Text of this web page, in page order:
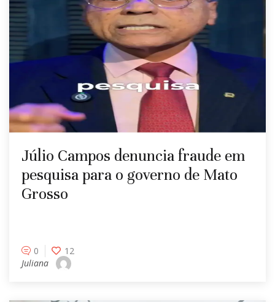
Júlio Campos denuncia fraude em
pesquisa para o governo de Mato
Grosso
0
12
Juliana